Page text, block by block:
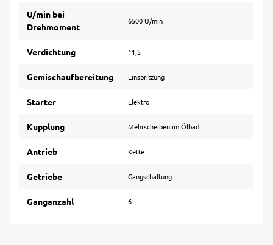
U/min bei
Drehmoment
6500 U/min
Verdichtung 11,5
Gemischaufbereitung Einspritzung
Starter Elektro
Kupplung Mehrscheiben im Ölbad
Antrieb Kette
Getriebe Gangschaltung
Ganganzahl 6